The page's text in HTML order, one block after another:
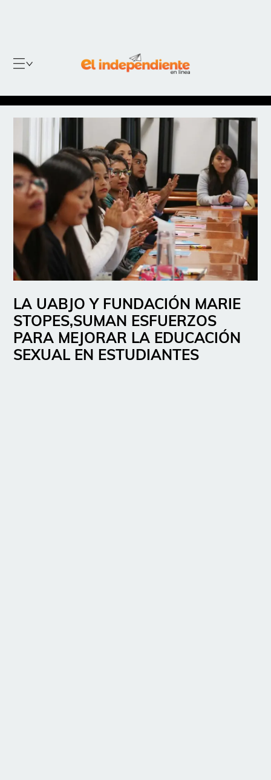
LA UABJO Y FUNDACIÓN MARIE
STOPES,SUMAN ESFUERZOS
PARA MEJORAR LA EDUCACIÓN
SEXUAL EN ESTUDIANTES